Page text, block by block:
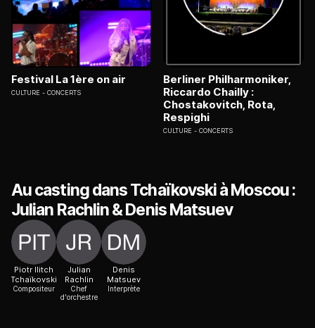
Festival La 1ère on air
CULTURE CONCERTS
Berliner Philharmoniker,
Riccardo Chailly :
Chostakovitch, Rota,
Respighi
CULTURE CONCERTS
Au casting dans Tchaïkovski à Moscou :
Julian Rachlin & Denis Matsuev
Piotr Ilitch
Tchaïkovski
Compositeur
Julian
Rachlin
Chef
d'orchestre
Denis
Matsuev
Interprète